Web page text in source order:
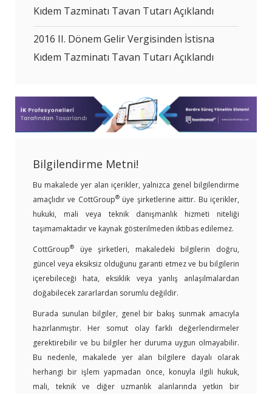
Kıdem Tazminatı Tavan Tutarı Açıklandı
2016 II. Dönem Gelir Vergisinden İstisna
Kıdem Tazminatı Tavan Tutarı Açıklandı
Bilgilendirme Metni!
Bu makalede yer alan içerikler, yalnızca genel bilgilendirme
amaçlıdır ve CottGroup®üye şirketlerine aittir. Bu içerikler,
hukuki, mali veya teknik danışmanlık hizmeti niteliği
taşımamaktadır ve kaynak gösterilmeden iktibas edilemez.
CottGroup®
üye şirketleri, makaledeki bilgilerin doğru,
güncel veya eksiksiz olduğunu garanti etmez ve bu bilgilerin
içerebileceği hata, eksiklik veya yanlış anlaşılmalardan
doğabilecek zararlardan sorumlu değildir.
Burada sunulan bilgiler, genel bir bakış sunmak amacıyla
hazırlanmıştır. Her somut olay farklı değerlendirmeler
gerektirebilir ve bu bilgiler her duruma uygun olmayabilir.
Bu nedenle, makalede yer alan bilgilere dayalı olarak
herhangi bir işlem yapmadan önce, konuyla ilgili hukuk,
mali, teknik ve diğer uzmanlık alanlarında yetkin bir